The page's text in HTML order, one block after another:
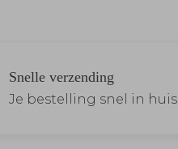
Snelle verzending
Je bestelling snel in huis